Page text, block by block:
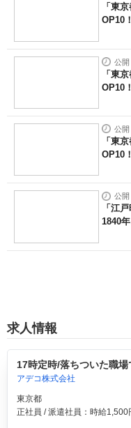
「東
OP10
公開
「東
OP10
公開
「東
OP10
公開
「江
1840
求人情報
17時定時/落ちついた職
アデコ株式会社
東京都
正社員 / 派遣社員：時給1,500